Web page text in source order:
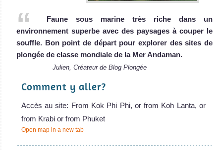
Faune sous marine très riche dans un
environnement superbe avec des paysages à couper le
souffle. Bon point de départ pour explorer des sites de
plongée de classe mondiale de la Mer Andaman.
Julien, Créateur de Blog Plongée
Comment y aller?
Accès au site: From Kok Phi Phi, or from Koh Lanta, or
from Krabi or from Phuket
Open map in a new tab